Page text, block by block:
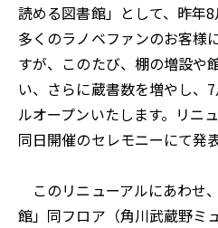
読める図書館」として、昨年8
多くのラノベファンのお客様
すが、このたび、棚の増設や
い、さらに蔵書数を増やし、
ルオープンいたします。リニ
同日開催のセレモニーにて発
このリニューアルにあわせ
館」同フロア（角川武蔵野ミ